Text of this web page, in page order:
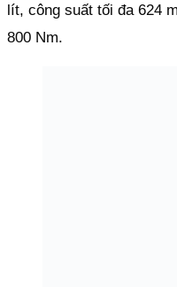
lít, công suất tối đa 624
800 Nm.